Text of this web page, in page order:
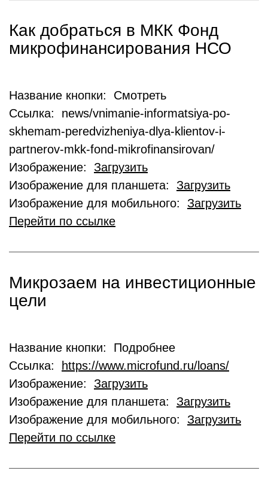
Как добраться в МКК Фонд
микрофинансирования НСО
Название кнопки: Смотреть
Ссылка: news/vnimanie-informatsiya-po-
skhemam-peredvizheniya-dlya-klientov-i-
partnerov-mkk-fond-mikrofinansirovan/
Изображение: Загрузить
Изображение для планшета: Загрузить
Изображение для мобильного: Загрузить
Перейти по ссылке
Микрозаем на инвестиционные
цели
Название кнопки: Подробнее
Ссылка:
https://www.microfund.ru/loans/
Изображение: Загрузить
Изображение для планшета: Загрузить
Изображение для мобильного: Загрузить
Перейти по ссылке